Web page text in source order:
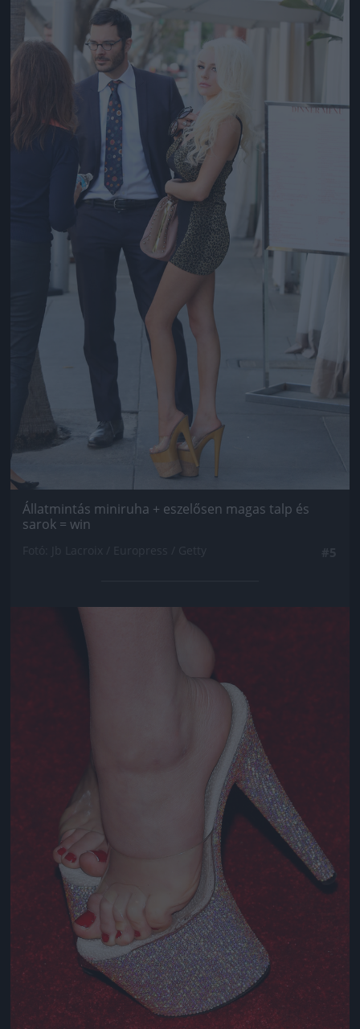
Jön még kép!
Állatmintás miniruha + eszelősen magas talp és
sarok = win
Jön még kép!